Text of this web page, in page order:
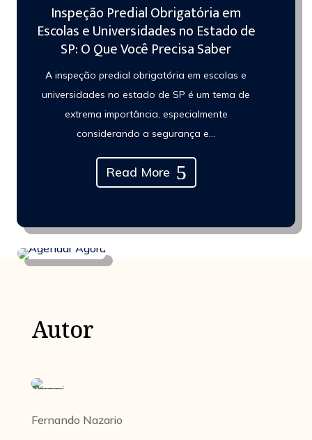
Inspeção Predial Obrigatória em
Escolas e Universidades no Estado de
SP: O Que Você Precisa Saber
A inspeção predial obrigatória em escolas e
universidades no estado de SP é um tema de
extrema importância, especialmente
considerando a segurança e...
Read More
Autor
Fernando Nazario